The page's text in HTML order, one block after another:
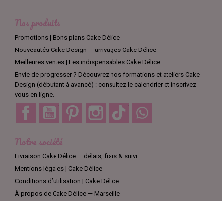
Nos produits
Promotions | Bons plans Cake Délice
Nouveautés Cake Design — arrivages Cake Délice
Meilleures ventes | Les indispensables Cake Délice
Envie de progresser ? Découvrez nos formations et ateliers Cake
Design (débutant à avancé) : consultez le calendrier et inscrivez-
vous en ligne.
Facebook YouTube Pinterest Instagram TikTok
Notre société
Livraison Cake Délice — délais, frais & suivi
Mentions légales | Cake Délice
Conditions d’utilisation | Cake Délice
À propos de Cake Délice — Marseille